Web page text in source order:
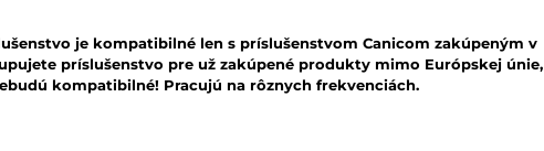
je kompatibilné len s príslušenstvom Canicom zakúpeným v
príslušenstvo pre už zakúpené produkty mimo Európskej únie,
kompatibilné! Pracujú na rôznych frekvenciách.